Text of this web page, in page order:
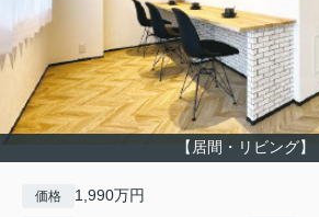
【居間・リビング】
価格 1,990万円